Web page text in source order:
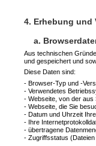
4. Erhebung und
a.
Aus technischen
und gespeichert und
Diese Daten sind:
- Browser-Typ und -
- Verwendetes
- Webseite, von der
- Webseite, die Sie
- Datum und Uhrzeit
- Ihre
- übertragene
- Zugriffsstatus